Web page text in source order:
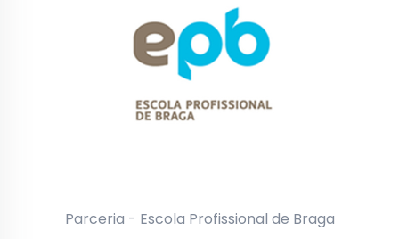
Parceria - Escola Profissional de Braga